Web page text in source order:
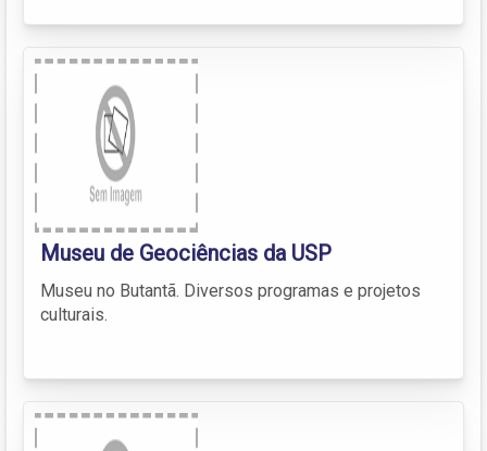
Museu de Geociências da USP
Museu no Butantã. Diversos programas e projetos
culturais.